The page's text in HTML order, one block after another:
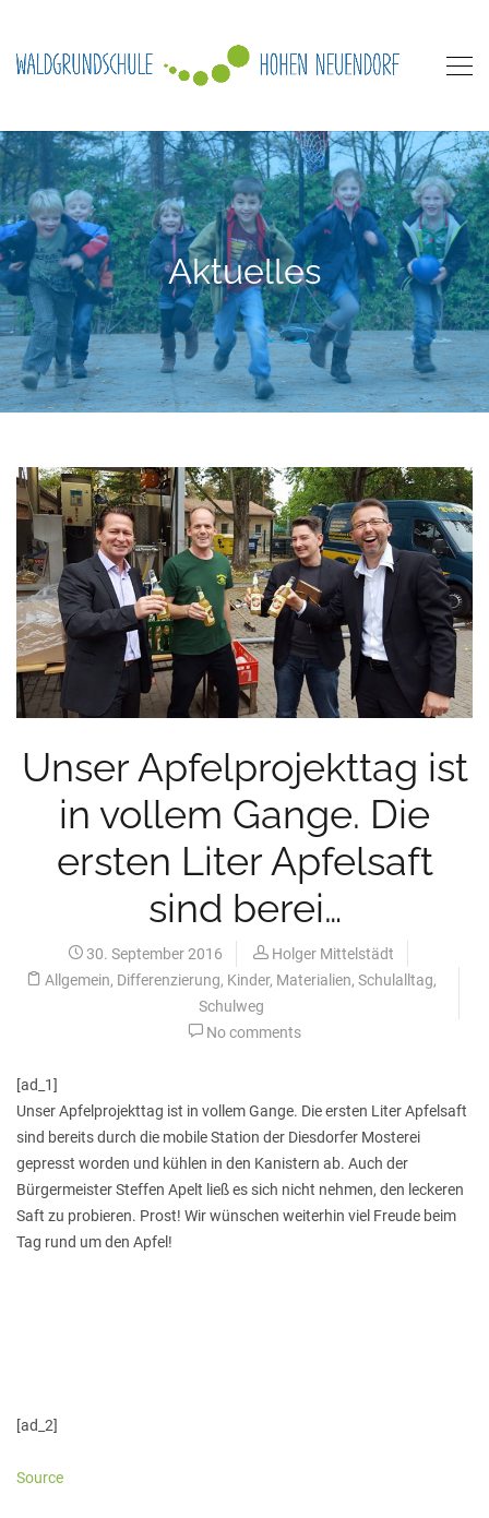
Aktuelles
Unser Apfelprojekttag ist
in vollem Gange. Die
ersten Liter Apfelsaft
sind berei…
30. September 2016
Holger Mittelstädt
Allgemein, Differenzierung, Kinder, Materialien, Schulalltag,
Schulweg
No comments
[ad_1]
Unser Apfelprojekttag ist in vollem Gange. Die ersten Liter Apfelsaft
sind bereits durch die mobile Station der Diesdorfer Mosterei
gepresst worden und kühlen in den Kanistern ab. Auch der
Bürgermeister Steffen Apelt ließ es sich nicht nehmen, den leckeren
Saft zu probieren. Prost! Wir wünschen weiterhin viel Freude beim
Tag rund um den Apfel!
[ad_2]
Source